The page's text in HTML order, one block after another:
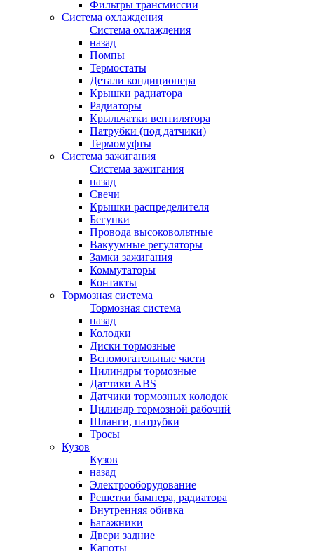
Фильтры трансмиссии
Система охлаждения
Система охлаждения
назад
Помпы
Термостаты
Детали кондиционера
Крышки радиатора
Радиаторы
Крыльчатки вентилятора
Патрубки (под датчики)
Термомуфты
Система зажигания
Система зажигания
назад
Свечи
Крышки распределителя
Бегунки
Провода высоковольтные
Вакуумные регуляторы
Замки зажигания
Коммутаторы
Контакты
Тормозная система
Тормозная система
назад
Колодки
Диски тормозные
Вспомогательные части
Цилиндры тормозные
Датчики ABS
Датчики тормозных колодок
Цилиндр тормозной рабочий
Шланги, патрубки
Тросы
Кузов
Кузов
назад
Электрооборудование
Решетки бампера, радиатора
Внутренняя обивка
Багажники
Двери задние
Капоты